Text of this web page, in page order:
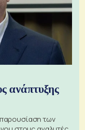
ανάπτυξης
παρουσίαση των